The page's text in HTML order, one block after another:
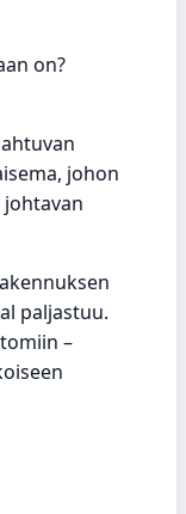
on?
johon
paljastuu.
–